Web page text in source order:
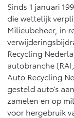
bZ4X
BATTERIJ-
Vanaf € 39.995,-
Navigatie updates
Sinds 1 januari
die wettelijk
Milieubeheer, in
Recycling
autobranche
Auto Recycling
gesteld auto’s
zamelen en op
voor hergebruik